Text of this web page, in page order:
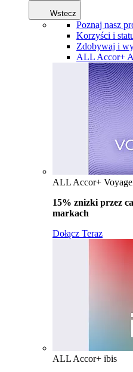
Wstecz
Poznaj nasz
Korzyści i
Zdobywaj i
ALL Accor+
ALL Accor+
15% znizki przez
markach
Dołącz Teraz
ALL Accor+ ibis